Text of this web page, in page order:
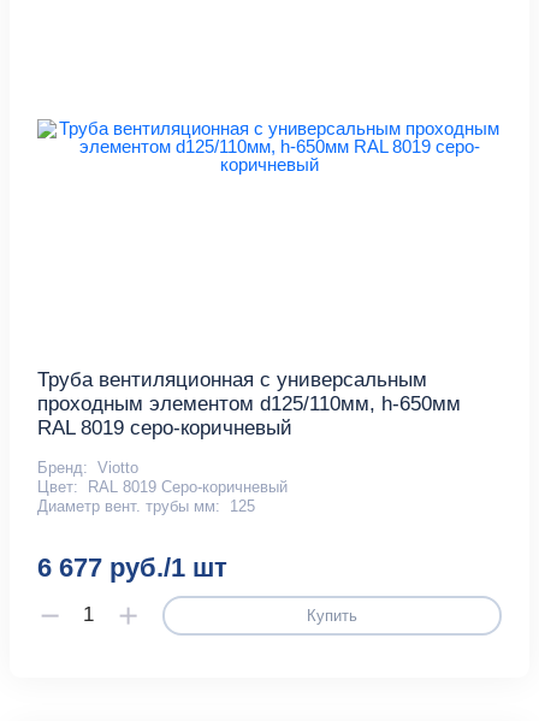
Труба вентиляционная с универсальным
проходным элементом d125/110мм, h-650мм
RAL 8019 серо-коричневый
Бренд: Viotto
Цвет:
RAL 8019 Серо-коричневый
Диаметр вент. трубы мм:
125
6 677 руб./1 шт
Купить